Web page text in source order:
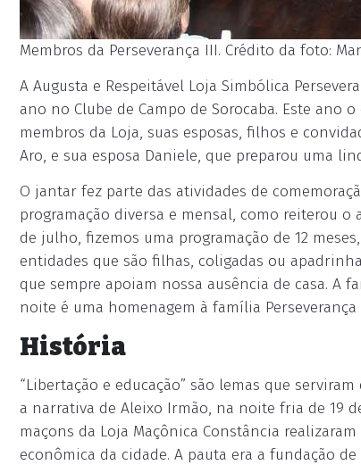
Membros da Perseverança III. Crédito da foto:
A Augusta e Respeitável Loja Simbólica
ano no Clube de Campo de Sorocaba. Este
membros da Loja, suas esposas, filhos e
Aro, e sua esposa Daniele, que preparou uma
O jantar fez parte das atividades de
programação diversa e mensal, como reiterou o
de julho, fizemos uma programação de 12
entidades que são filhas, coligadas ou
que sempre apoiam nossa ausência de casa. A
noite é uma homenagem à família Perseverança
História
“Libertação e educação” são lemas que
a narrativa de Aleixo Irmão, na noite fria de 19
maçons da Loja Maçônica Constância
econômica da cidade. A pauta era a fundação